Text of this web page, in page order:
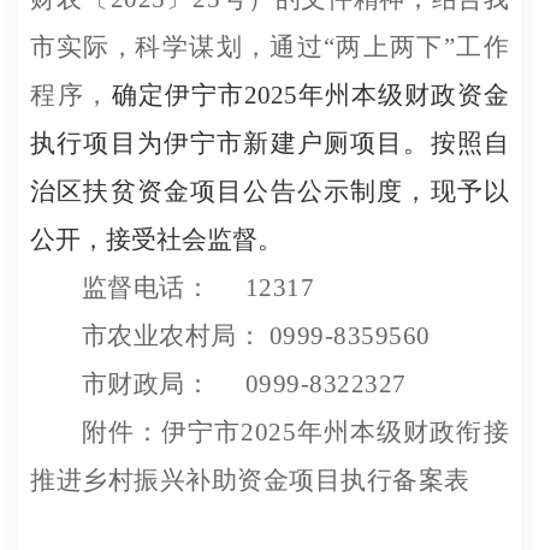
市实际，科学谋划，通过“两上两下”工作
程序， 确定伊宁市2025年州本级财政资金
执行项目为伊宁市新建户厕项目 。按照自
治区扶贫资金项目公告公示制度，现予以
公开，接受社会监督。
监督电话：
12317
市农业农村局：
0999-8359560
市财政局：
0999-8322327
附件： 伊宁市2025年州本级财政衔接
推进乡村振兴补助资金项目 执行备案表